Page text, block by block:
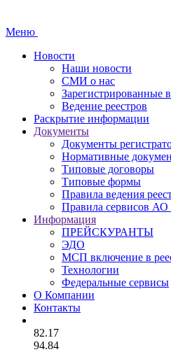
Меню
Новости
Наши новости
СМИ о нас
Зарегистрированные
Ведение реестров
Раскрытие информации
Документы
Документы
Нормативные
Типовые договоры
Типовые формы
Правила ведения
Правила сервисов
Информация
ПРЕЙСКУРАНТЫ
ЭДО
МСП включение в
Технологии
Федеральные сервисы
О Компании
Контакты
82.17
94.84